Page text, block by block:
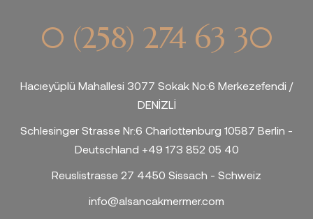
0 (258) 274 63 30
Hacıeyüplü Mahallesi 3077 Sokak No:6 Merkezefendi /
DENİZLİ
Schlesinger Strasse Nr:6 Charlottenburg 10587 Berlin -
Deutschland +49 173 852 05 40
Reuslistrasse 27 4450 Sissach - Schweiz
info@alsancakmermer.com